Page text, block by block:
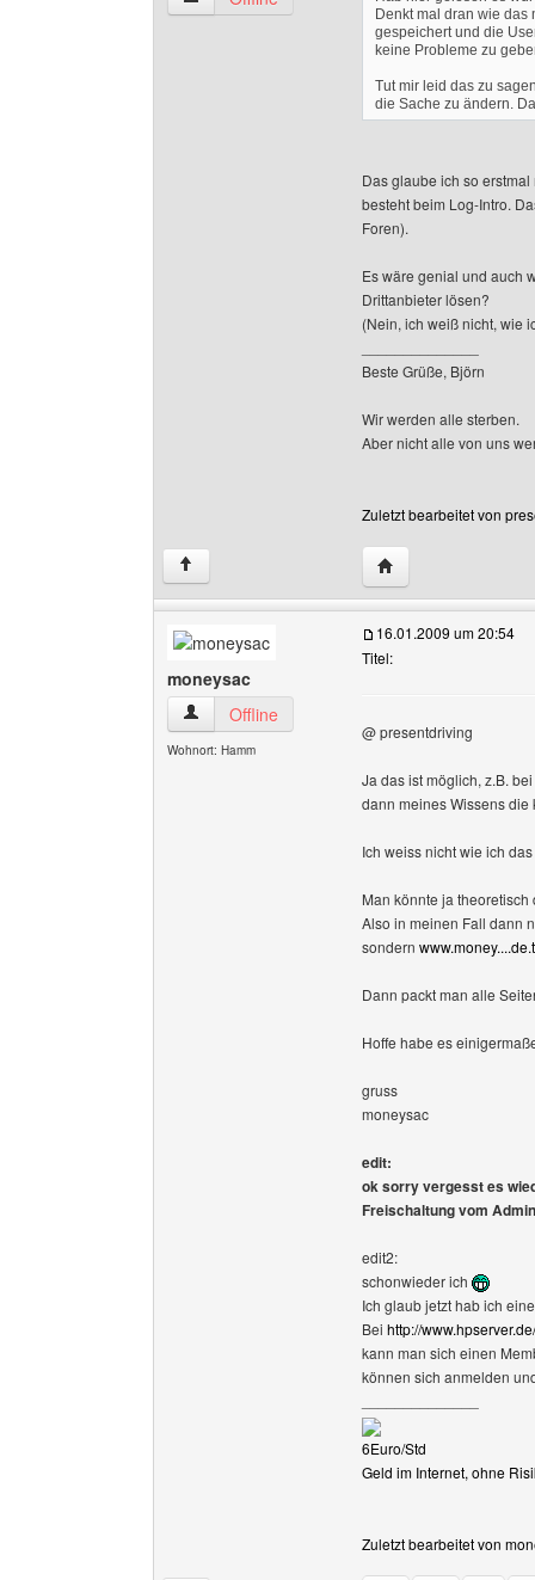
Denkt mal dran wie
gespeichert und die
keine Probleme zu
Tut mir leid das zu
die Sache zu ändern.
Das glaube ich so
besteht beim Log-Intro.
Foren).
Es wäre genial und auch
Drittanbieter lösen?
(Nein, ich weiß nicht, wie
Beste Grüße, Björn
Wir werden alle sterben.
Aber nicht alle von uns
Zuletzt bearbeitet von
↑ Website dieses
moneysac
moneysac Benutzer-Profile anzeigen
Offline
Wohnort: Hamm
16.01.2009 um 20:54
Titel:
@ presentdriving
Ja das ist möglich, z.B.
dann meines Wissens
Ich weiss nicht wie ich
Man könnte ja
Also in meinen Fall dann
sondern
Dann packt man alle
Hoffe habe es
gruss
moneysac
edit:
ok sorry vergesst es
Freischaltung vom
edit2:
schonwieder ich
Ich glaub jetzt hab ich
Bei http://www.hpserver.de/
kann man sich einen
können sich anmelden
6Euro/Std
Geld im Internet, ohne
Zuletzt bearbeitet von